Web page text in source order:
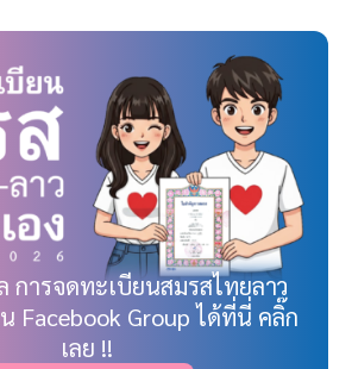
การจดทะเบียนสมรสไทยลาว
Facebook Group ได้ที่นี่ คลิ๊ก
เลย !!